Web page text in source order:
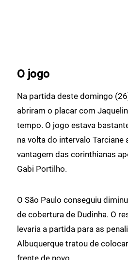
O jogo
Na partida deste domingo
abriram o placar com
tempo. O jogo estava
na volta do intervalo Tarciane
vantagem das corinthianas
Gabi Portilho.
O São Paulo conseguiu
de cobertura de Dudinha. O
levaria a partida para as
Albuquerque tratou de
frente de novo.